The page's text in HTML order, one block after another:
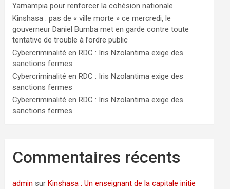
Yamampia pour renforcer la cohésion nationale
Kinshasa : pas de « ville morte » ce mercredi, le
gouverneur Daniel Bumba met en garde contre toute
tentative de trouble à l’ordre public
Cybercriminalité en RDC : Iris Nzolantima exige des
sanctions fermes
Cybercriminalité en RDC : Iris Nzolantima exige des
sanctions fermes
Cybercriminalité en RDC : Iris Nzolantima exige des
sanctions fermes
Commentaires récents
admin surKinshasa : Un enseignant de la capitale initie